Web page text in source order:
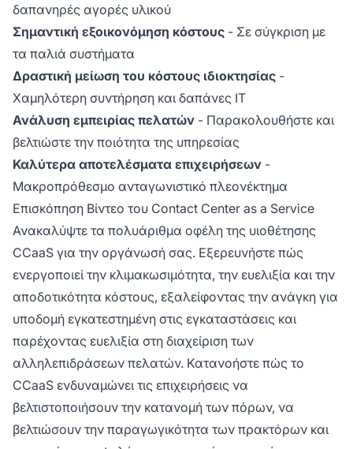
δαπανηρές αγορές υλικού
Σημαντική εξοικονόμηση κόστους - Σε σύγκριση με
τα παλιά συστήματα
Δραστική μείωση του κόστους ιδιοκτησίας -
Χαμηλότερη συντήρηση και δαπάνες IT
Ανάλυση εμπειρίας πελατών - Παρακολουθήστε και
βελτιώστε την ποιότητα της υπηρεσίας
Καλύτερα αποτελέσματα επιχειρήσεων -
Μακροπρόθεσμο ανταγωνιστικό πλεονέκτημα
Επισκόπηση Βίντεο του Contact Center as a Service
Ανακαλύψτε τα πολυάριθμα οφέλη της υιοθέτησης
CCaaS για την οργάνωσή σας. Εξερευνήστε πώς
ενεργοποιεί την κλιμακωσιμότητα, την ευελιξία και την
αποδοτικότητα κόστους, εξαλείφοντας την ανάγκη για
υποδομή εγκατεστημένη στις εγκαταστάσεις και
παρέχοντας ευελιξία στη διαχείριση των
αλληλεπιδράσεων πελατών. Κατανοήστε πώς το
CCaaS ενδυναμώνει τις επιχειρήσεις να
βελτιστοποιήσουν την κατανομή των πόρων, να
βελτιώσουν την παραγωγικότητα των πρακτόρων και